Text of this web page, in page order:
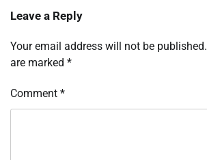
Leave a Reply
Your email address will not be published.
are marked *
Comment *